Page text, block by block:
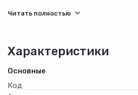
Характеристики
Основные
Код